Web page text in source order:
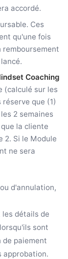
accordé.
Ces
qu'une fois
remboursement
Coaching
(calculé sur les
que (1)
2 semaines
la cliente
2. Si le Module
ne sera
d'annulation,
détails de
sont
paiement
approbation.